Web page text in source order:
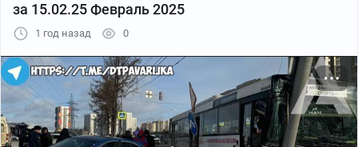
за 15.02.25 Февраль 2025
1 год назад 0